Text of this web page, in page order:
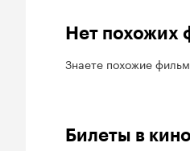
Нет похожих
Знаете похожие
Билеты в кино